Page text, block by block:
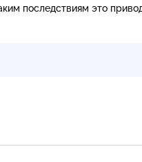
последствиям это